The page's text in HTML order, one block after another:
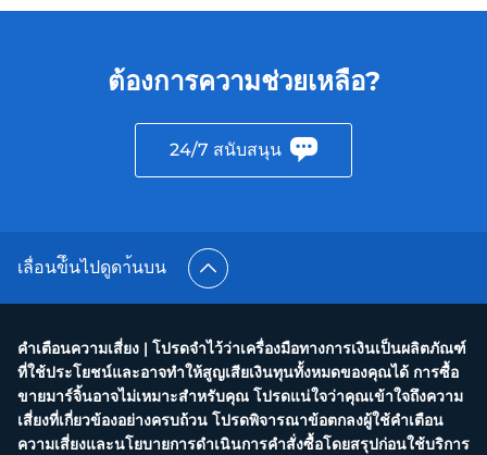
ต้องการความช่วยเหลือ?
24/7 สนับสนุน
เลื่อนข้ึนไปดูดา้นบน
คำเตือนความเสี่ยง | โปรดจำไว้ว่าเครื่องมือทางการเงินเป็นผลิตภัณฑ์
ที่ใช้ประโยชน์และอาจทำให้สูญเสียเงินทุนทั้งหมดของคุณได้ การซื้อ
ขายมาร์จิ้นอาจไม่เหมาะสำหรับคุณ โปรดแน่ใจว่าคุณเข้าใจถึงความ
เสี่ยงที่เกี่ยวข้องอย่างครบถ้วน โปรดพิจารณาข้อตกลงผู้ใช้คำเตือน
ความเสี่ยงและนโยบายการดำเนินการคำสั่งซื้อโดยสรุปก่อนใช้บริการ